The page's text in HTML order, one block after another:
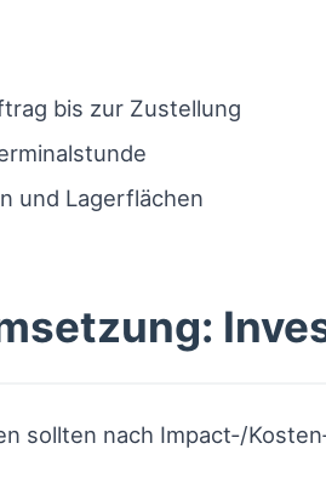
bis zur Zustellung
und Lagerflächen
sollten nach Impact‑/